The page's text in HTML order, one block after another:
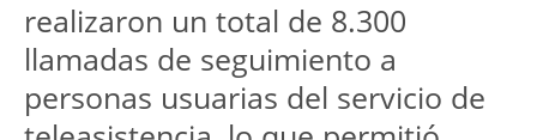
realizaron un total de 8.300
llamadas de seguimiento a
personas usuarias del servicio de